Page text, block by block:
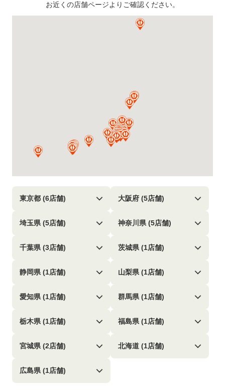
お近くの店舗ページよりご確認ください。
東京都 (6店舗) 大阪府 (5店舗)
埼玉県 (5店舗) 神奈川県 (5店舗)
千葉県 (3店舗) 茨城県 (1店舗)
静岡県 (1店舗) 山梨県 (1店舗)
愛知県 (1店舗) 群馬県 (1店舗)
栃木県 (1店舗) 福島県 (1店舗)
宮城県 (2店舗) 北海道 (1店舗)
広島県 (1店舗)